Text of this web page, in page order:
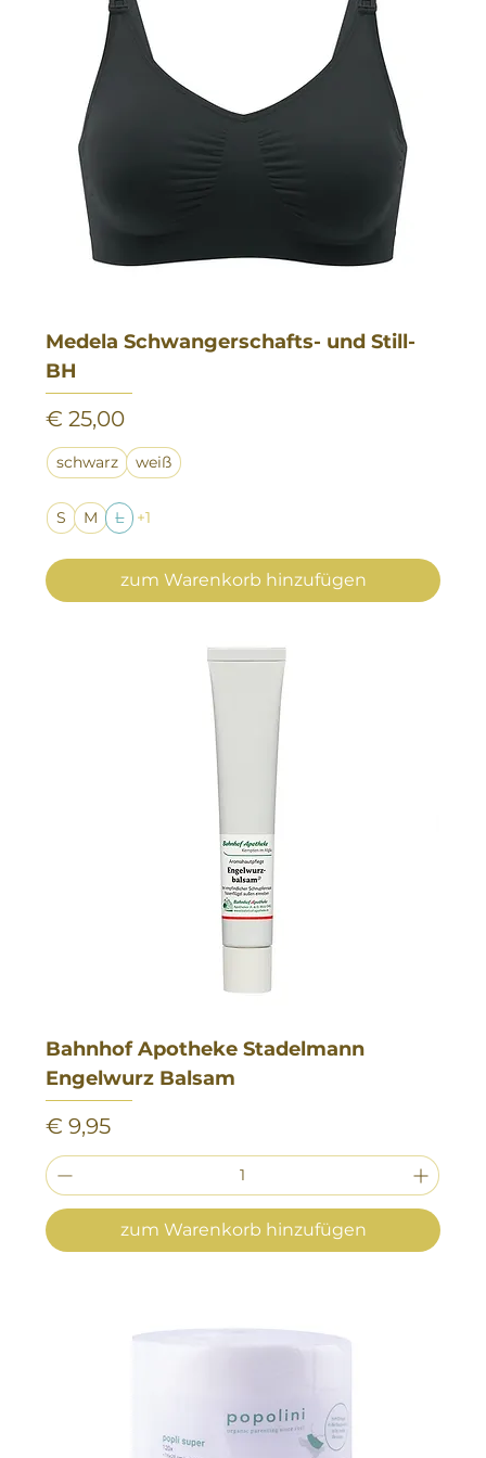
Medela Schwangerschafts- und Still-
BH
Preis
€ 25,00
schwarz weiß
S M L +1
zum Warenkorb hinzufügen
Bahnhof Apotheke Stadelmann
Engelwurz Balsam
Preis
€ 9,95
zum Warenkorb hinzufügen